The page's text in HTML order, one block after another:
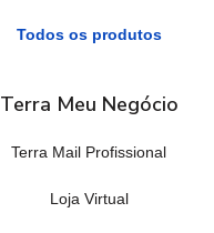
Todos os produtos
Terra Meu Negócio
Terra Mail Profissional
Loja Virtual